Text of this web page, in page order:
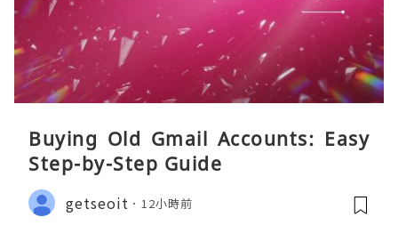
Buying Old Gmail Accounts: Easy
Step-by-Step Guide
getseoit 12小時前